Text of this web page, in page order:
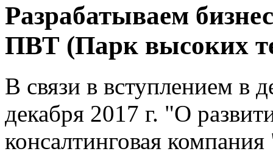
Разрабатываем
ПВТ (Парк высоких
В связи в вступлением в
декабря 2017 г. "О
консалтинговая